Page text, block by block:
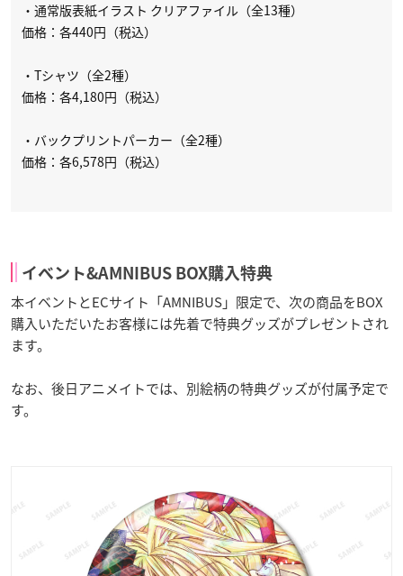
・通常版表紙イラスト クリアファイル（全13種）
価格：各440円（税込）
・Tシャツ（全2種）
価格：各4,180円（税込）
・バックプリントパーカー（全2種）
価格：各6,578円（税込）
イベント&AMNIBUS BOX購入特典
本イベントとECサイト「AMNIBUS」限定で、次の商品をBOX
購入いただいたお客様には先着で特典グッズがプレゼントされ
ます。
なお、後日アニメイトでは、別絵柄の特典グッズが付属予定で
す。